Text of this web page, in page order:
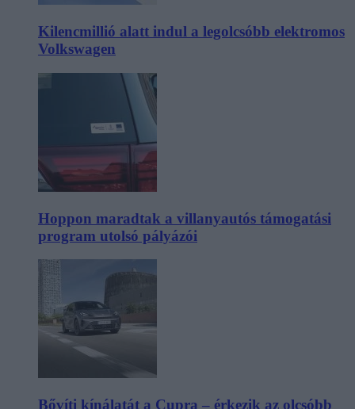
Kilencmillió alatt indul a legolcsóbb elektromos
Volkswagen
Hoppon maradtak a villanyautós támogatási
program utolsó pályázói
Bővíti kínálatát a Cupra – érkezik az olcsóbb